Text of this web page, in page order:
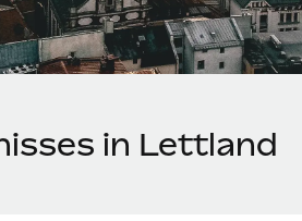
in Lettland